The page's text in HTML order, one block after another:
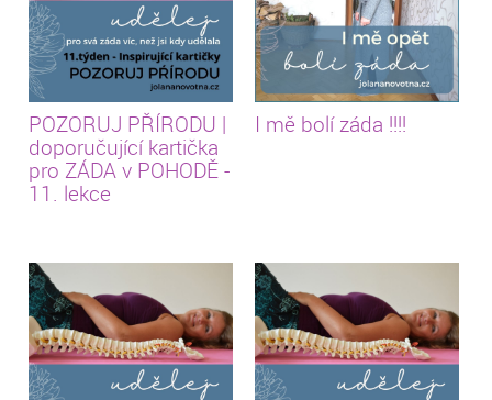
POZORUJ PŘÍRODU |
doporučující kartička
pro ZÁDA v POHODĚ -
11. lekce
I mě bolí záda !!!!